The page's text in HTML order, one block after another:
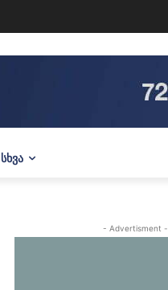
ᲡᲮᲕᲐ
- Advertisment -